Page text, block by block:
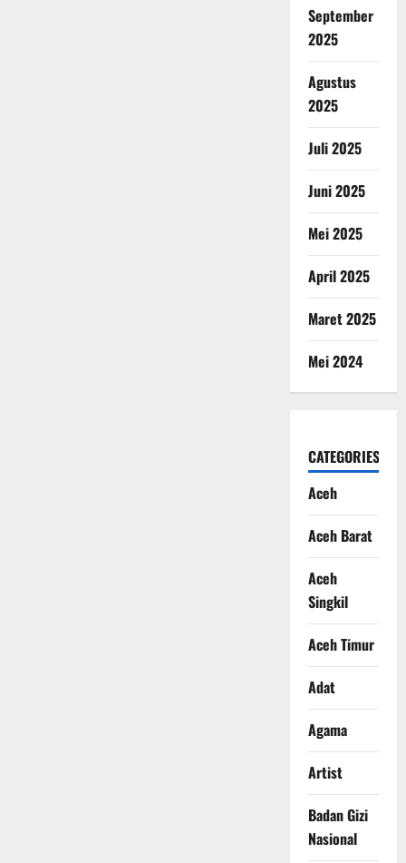
September
2025
Agustus
2025
Juli 2025
Juni 2025
Mei 2025
April 2025
Maret 2025
Mei 2024
CATEGORIES
Aceh
Aceh Barat
Aceh
Singkil
Aceh Timur
Adat
Agama
Artist
Badan Gizi
Nasional